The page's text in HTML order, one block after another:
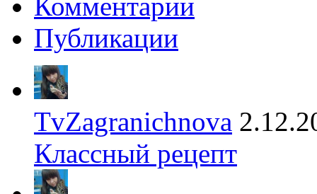
Комментарии
Публикации
TvZagranichnova
Классный рецепт